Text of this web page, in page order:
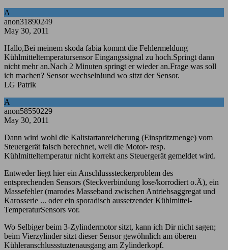
A
anon31890249
May 30, 2011
Hallo,Bei meinem skoda fabia kommt die Fehlermeldung
Kühlmitteltemperatursensor Eingangssignal zu hoch.Springt dann
nicht mehr an.Nach 2 Minuten springt er wieder an.Frage was soll
ich machen? Sensor wechseln!und wo sitzt der Sensor.
LG Patrik
A
anon58550229
May 30, 2011
Dann wird wohl die Kaltstartanreicherung (Einspritzmenge) vom
Steuergerät falsch berechnet, weil die Motor- resp.
Kühlmitteltemperatur nicht korrekt ans Steuergerät gemeldet wird.
Entweder liegt hier ein Anschlusssteckerproblem des
entsprechenden Sensors (Steckverbindung lose/korrodiert o.Ä), ein
Massefehler (marodes Masseband zwischen Antriebsaggregat und
Karosserie ... oder ein sporadisch aussetzender Kühlmittel-
TemperaturSensors vor.
Wo Selbiger beim 3-Zylindermotor sitzt, kann ich Dir nicht sagen;
beim Vierzylinder sitzt dieser Sensor gewöhnlich am öberen
Kühleranschlussstuztenausgang am Zylinderkopf.